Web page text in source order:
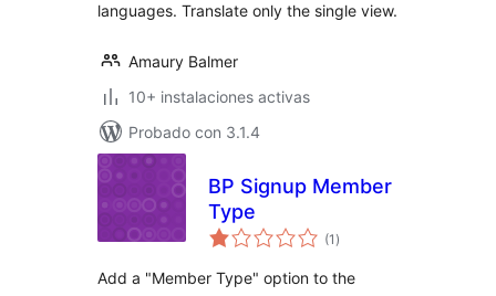
languages. Translate only the single view.
Amaury Balmer
10+ instalaciones activas
Probado con 3.1.4
BP Signup Member
Type
(1 evaluación
total
)
Add a "Member Type" option to the